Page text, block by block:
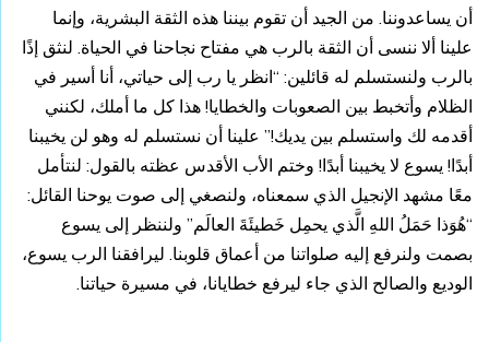
أن يساعدوننا. من الجيد أن تقوم بيننا هذه الثقة البشرية، وإنما
علينا ألا ننسى أن الثقة بالرب هي مفتاح نجاحنا في الحياة. لنثق إذًا
بالرب ولنستسلم له قائلين: “انظر يا رب إلى حياتي، أنا أسير في
الظلام وأتخبط بين الصعوبات والخطايا! هذا كل ما أملك، لكنني
أقدمه لك واستسلم بين يديك!” علينا أن نستسلم له وهو لن يخيبنا
أبدًا! يسوع لا يخيبنا أبدًا! وختم الأب الأقدس عظته بالقول: لنتأمل
معًا مشهد الإنجيل الذي سمعناه، ولنصغي إلى صوت يوحنا القائل:
“هُوَذا حَمَلُ اللهِ الَّذي يحمِل خَطيئَةَ العالَم” ولننظر إلى يسوع
بصمت ولنرفع إليه صلواتنا من أعماق قلوبنا. ليرافقنا الرب يسوع،
الوديع والصالح الذي جاء ليرفع خطايانا، في مسيرة حياتنا.